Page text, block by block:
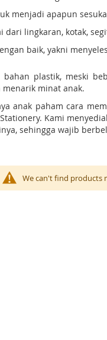
menjadi apapun
lingkaran, kotak,
baik, yakni
plastik, meski
minat anak.
anak paham cara
Kami
sehingga wajib
We can't find products